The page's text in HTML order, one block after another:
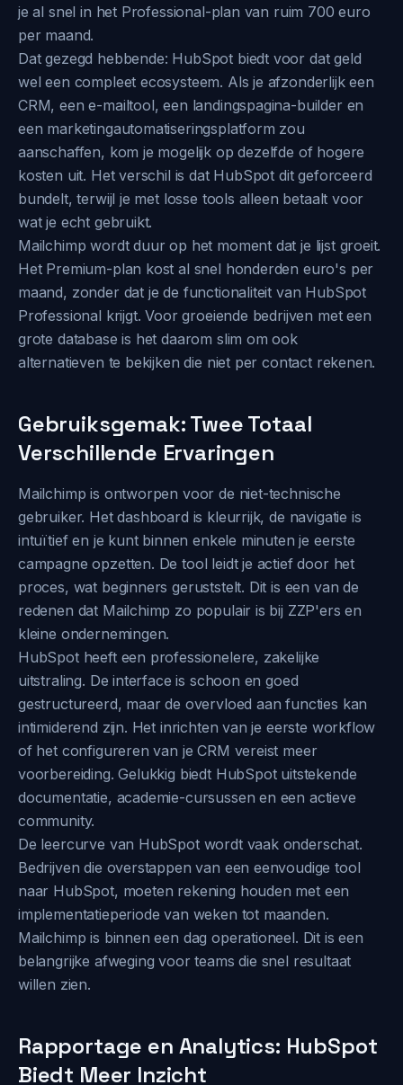
je al snel in het Professional-plan van ruim 700 euro
per maand.
Dat gezegd hebbende: HubSpot biedt voor dat geld
wel een compleet ecosysteem. Als je afzonderlijk een
CRM, een e-mailtool, een landingspagina-builder en
een marketingautomatiseringsplatform zou
aanschaffen, kom je mogelijk op dezelfde of hogere
kosten uit. Het verschil is dat HubSpot dit geforceerd
bundelt, terwijl je met losse tools alleen betaalt voor
wat je echt gebruikt.
Mailchimp wordt duur op het moment dat je lijst groeit.
Het Premium-plan kost al snel honderden euro's per
maand, zonder dat je de functionaliteit van HubSpot
Professional krijgt. Voor groeiende bedrijven met een
grote database is het daarom slim om ook
alternatieven te bekijken die niet per contact rekenen.
Gebruiksgemak: Twee Totaal
Verschillende Ervaringen
Mailchimp is ontworpen voor de niet-technische
gebruiker. Het dashboard is kleurrijk, de navigatie is
intuïtief en je kunt binnen enkele minuten je eerste
campagne opzetten. De tool leidt je actief door het
proces, wat beginners geruststelt. Dit is een van de
redenen dat Mailchimp zo populair is bij ZZP'ers en
kleine ondernemingen.
HubSpot heeft een professionelere, zakelijke
uitstraling. De interface is schoon en goed
gestructureerd, maar de overvloed aan functies kan
intimiderend zijn. Het inrichten van je eerste workflow
of het configureren van je CRM vereist meer
voorbereiding. Gelukkig biedt HubSpot uitstekende
documentatie, academie-cursussen en een actieve
community.
De leercurve van HubSpot wordt vaak onderschat.
Bedrijven die overstappen van een eenvoudige tool
naar HubSpot, moeten rekening houden met een
implementatieperiode van weken tot maanden.
Mailchimp is binnen een dag operationeel. Dit is een
belangrijke afweging voor teams die snel resultaat
willen zien.
Rapportage en Analytics: HubSpot
Biedt Meer Inzicht